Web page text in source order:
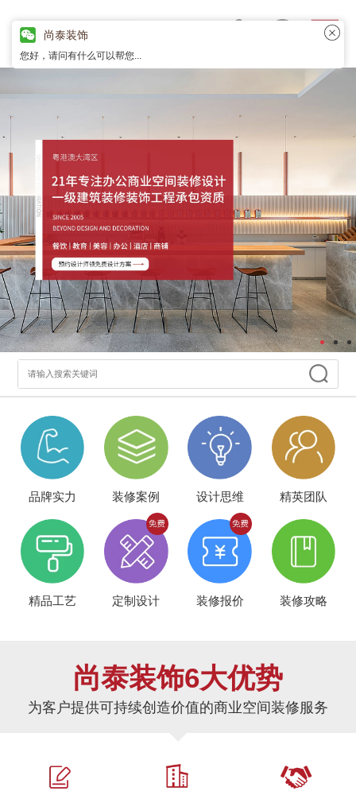
品牌实力 装修案例 设计思维 精英团队
精品工艺 定制设计 装修报价 装修攻略
尚泰装饰6大优势
为客户提供可持续创造价值的商业空间装修服务
尚泰装饰
您好，请问有什么可以帮您...